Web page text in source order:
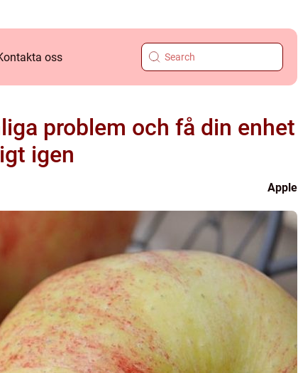
oss
problem och få din enhet
igen
Apple